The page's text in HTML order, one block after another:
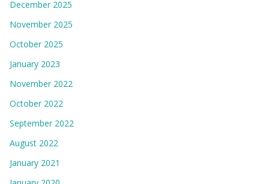
December 2025
November 2025
October 2025
January 2023
November 2022
October 2022
September 2022
August 2022
January 2021